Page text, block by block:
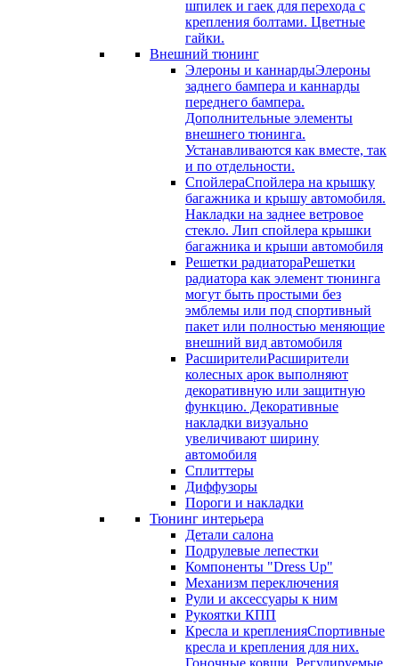
шпилек и гаек для перехода с
крепления болтами. Цветные
гайки.
Внешний тюнинг
Элероны и каннардыЭлероны
заднего бампера и каннарды
переднего бампера.
Дополнительные элементы
внешнего тюнинга.
Устанавливаются как вместе, так
и по отдельности.
СпойлераСпойлера на крышку
багажника и крышу автомобиля.
Накладки на заднее ветровое
стекло. Лип спойлера крышки
багажника и крыши автомобиля
Решетки радиатораРешетки
радиатора как элемент тюнинга
могут быть простыми без
эмблемы или под спортивный
пакет или полностью меняющие
внешний вид автомобиля
РасширителиРасширители
колесных арок выполняют
декоративную или защитную
функцию. Декоративные
накладки визуально
увеличивают ширину
автомобиля
Сплиттеры
Диффузоры
Пороги и накладки
Тюнинг интерьера
Детали салона
Подрулевые лепестки
Компоненты "Dress Up"
Механизм переключения
Рули и аксессуары к ним
Рукоятки КПП
Кресла и крепленияСпортивные
кресла и крепления для них.
Гоночные ковши. Регулируемые